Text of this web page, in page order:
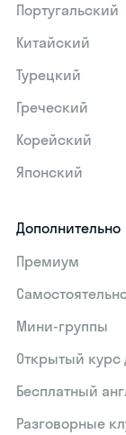
Португальский
Китайский
Турецкий
Греческий
Корейский
Японский
Дополнительно
Премиум
Мини-группы
Открытый курс
Бесплатный
Разговорные